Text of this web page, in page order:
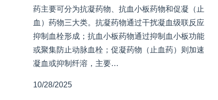
药主要可分为抗凝药物、抗血小板药物和促凝（止
血）药物三大类。抗凝药物通过干扰凝血级联反应
抑制血栓形成；抗血小板药物通过抑制血小板功能
或聚集防止动脉血栓；促凝药物（止血药）则加速
凝血或抑制纤溶，主要…
10/28/2025